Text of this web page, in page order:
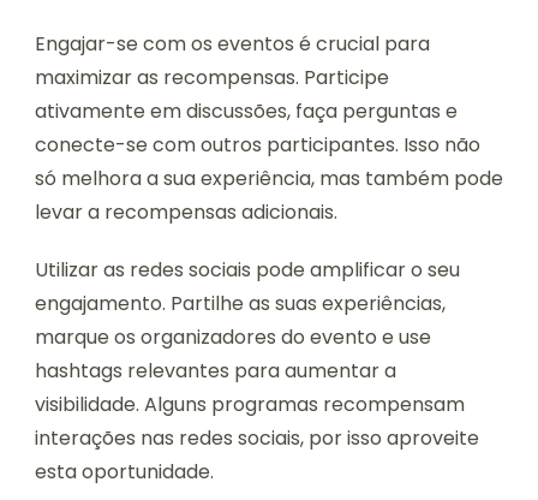
Engajar-se com os eventos é crucial para
maximizar as recompensas. Participe
ativamente em discussões, faça perguntas e
conecte-se com outros participantes. Isso não
só melhora a sua experiência, mas também pode
levar a recompensas adicionais.
Utilizar as redes sociais pode amplificar o seu
engajamento. Partilhe as suas experiências,
marque os organizadores do evento e use
hashtags relevantes para aumentar a
visibilidade. Alguns programas recompensam
interações nas redes sociais, por isso aproveite
esta oportunidade.